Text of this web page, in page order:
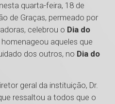
quarta-feira, 18 de
de Graças, permeado por
celebrou o Dia do
aqueles que
dos outros, no Dia do
geral da instituição, Dr.
ressaltou a todos que o